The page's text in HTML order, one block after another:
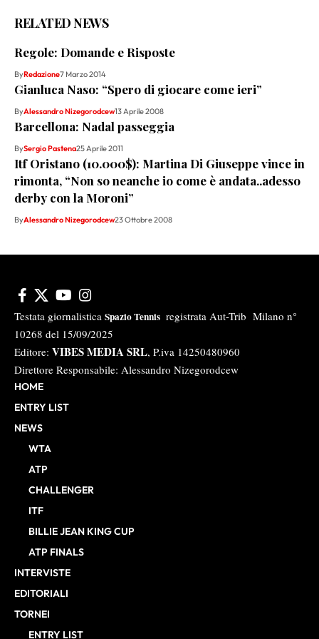
RELATED NEWS
Regole: Domande e Risposte
ByRedazione7 Marzo 2014
Gianluca Naso: “Spero di giocare come ieri”
ByAlessandro Nizegorodcew13 Aprile 2008
Barcellona: Nadal passeggia
BySergio Pastena25 Aprile 2011
Itf Oristano (10.000$): Martina Di Giuseppe vince in
rimonta, “Non so neanche io come è andata..adesso
derby con la Moroni”
ByAlessandro Nizegorodcew23 Ottobre 2008
Testata giornalistica Spazio Tennis registrata Aut-Trib Milano n°
10268 del 15/09/2025
Editore: VIBES MEDIA SRL, P.iva 14250480960
Direttore Responsabile: Alessandro Nizegorodcew
HOME
ENTRY LIST
NEWS
WTA
ATP
CHALLENGER
ITF
BILLIE JEAN KING CUP
ATP FINALS
INTERVISTE
EDITORIALI
TORNEI
ENTRY LIST